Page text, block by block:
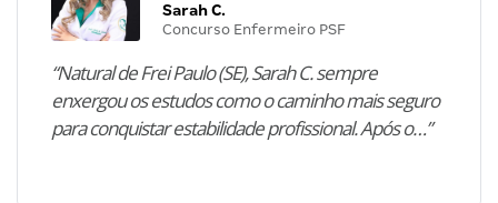
Sarah C.
Concurso Enfermeiro PSF
“Natural de Frei Paulo (SE), Sarah C. sempre
enxergou os estudos como o caminho mais seguro
para conquistar estabilidade profissional. Após o…”